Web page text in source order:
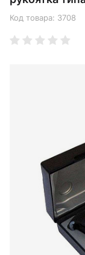
Код товара: 3708